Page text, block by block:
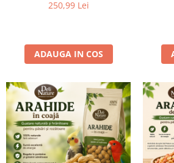
250,99 Lei
ADAUGA IN COS